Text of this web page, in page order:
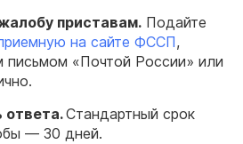
приставам. Подайте
на сайте ФССП,
письмом «Почтой России» или
Стандартный срок
— 30 дней.